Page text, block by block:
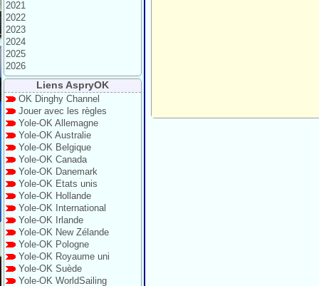
2021
2022
2023
2024
2025
2026
Liens AspryOK
OK Dinghy Channel
Jouer avec les règles
Yole-OK Allemagne
Yole-OK Australie
Yole-OK Belgique
Yole-OK Canada
Yole-OK Danemark
Yole-OK Etats unis
Yole-OK Hollande
Yole-OK International
Yole-OK Irlande
Yole-OK New Zélande
Yole-OK Pologne
Yole-OK Royaume uni
Yole-OK Suède
Yole-OK WorldSailing